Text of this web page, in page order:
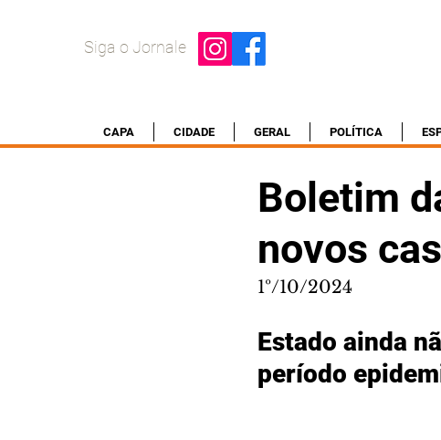
Siga o Jornale
CAPA CIDADE GERAL POLÍTICA
Boletim
novos
1º/10/2024
Estado ainda
período